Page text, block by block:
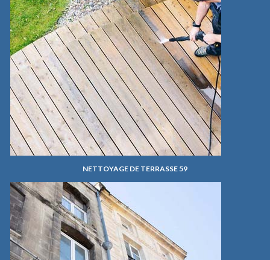
NETTOYAGE DE TERRASSE 59